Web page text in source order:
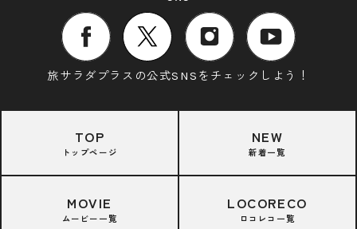
旅サラダプラスの公式SNSをチェックしよう！
TOP
トップページ
NEW
新着一覧
MOVIE
ムービー一覧
LOCORECO
ロコレコ一覧